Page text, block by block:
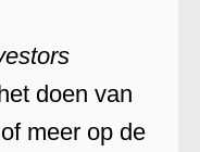
doen van
meer op de